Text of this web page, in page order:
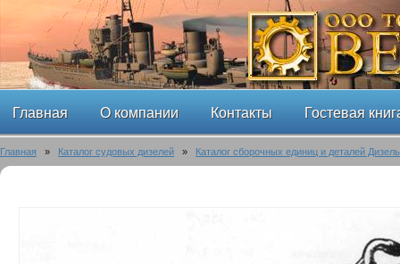
Главная О компании Контакты Гостевая
Главная » Каталог судовых дизелей » Каталог сборочных единиц и деталей